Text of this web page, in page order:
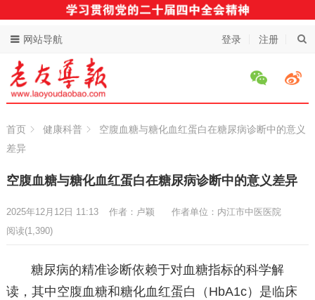
登录 注册
网站导航
首页 健康科普
空腹血糖与糖化血红蛋白在糖尿病诊断中的意义
差异
空腹血糖与糖化血红蛋白在糖尿病诊断中的意义差异
作者：卢颖 作者单位：内江市中医医院
2025年12月12日 11:13
阅读(1,390)
糖尿病的精准诊断依赖于对血糖指标的科学解
读，其中空腹血糖和糖化血红蛋白（HbA1c）是临床